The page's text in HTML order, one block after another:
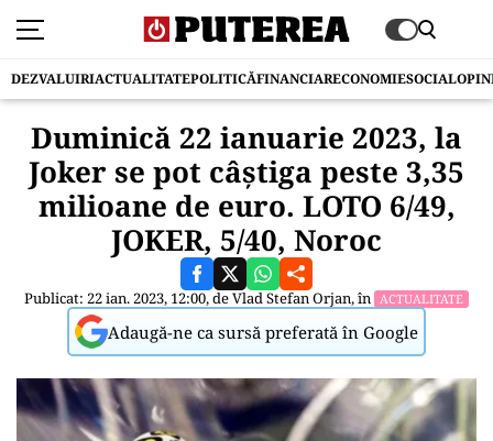
DEZVALUIRIACTUALITATEPOLITICĂFINANCIARECONOMIESOCIAL
Duminică 22 ianuarie 2023, la
Joker se pot câștiga peste 3,35
milioane de euro. LOTO 6/49,
JOKER, 5/40, Noroc
Publicat: 22 ian. 2023, 12:00, deVlad Stefan Orjan, în ACTUALITATE
Adaugă-ne ca sursă preferată în Google